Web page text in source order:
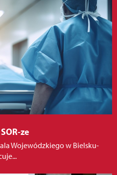
ze
Wojewódzkiego w Bielsku-